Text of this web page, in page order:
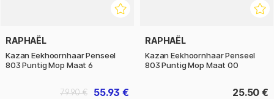
RAPHAËL
Kazan Eekhoornhaar Penseel
803 Puntig Mop Maat 6
55.93 €
79.90 €
RAPHAËL
Kazan Eekhoornhaar Penseel
803 Puntig Mop Maat 00
25.50 €